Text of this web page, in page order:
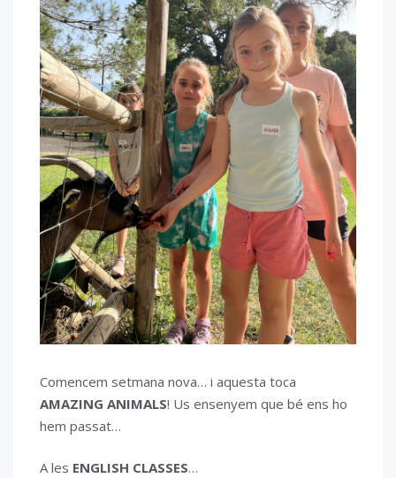
Comencem setmana nova… i aquesta toca
AMAZING ANIMALS! Us ensenyem que bé ens ho
hem passat…
A les ENGLISH CLASSES…